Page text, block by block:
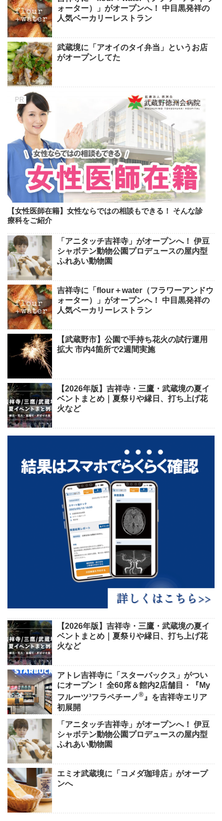
ォーター）」がオープンへ！ 中目黒発祥の
人気ベーカリーレストラン
武蔵境に「アオイのタイ弁当」というお店
がオープンしてた
【女性医師在籍】女性ならではの相談もできる！ そんな診
療科をご紹介
「アニタッチ吉祥寺」がオープンへ！ 伊豆
シャボテン動物公園プロデュースの屋内型
ふれあい動物園
吉祥寺に「flour＋water（フラワーアンドウ
ォーター）」がオープンへ！ 中目黒発祥の
人気ベーカリーレストラン
【武蔵野市】公園で手持ち花火の試行運用
拡大 市内4箇所で2週間実施
【2026年版】吉祥寺・三鷹・武蔵境の夏イ
ベントまとめ｜夏祭りや縁日、打ち上げ花
火など
【2026年版】吉祥寺・三鷹・武蔵境の夏イ
ベントまとめ｜夏祭りや縁日、打ち上げ花
火など
アトレ吉祥寺に「スターバックス」がつい
にオープン！ 全60席＆館内2店舗目・『My
フルーツ³フラペチーノ®』を吉祥寺エリア
初展開
「アニタッチ吉祥寺」がオープンへ！ 伊豆
シャボテン動物公園プロデュースの屋内型
ふれあい動物園
エミオ武蔵境に「コメダ珈琲店」がオープ
ンへ